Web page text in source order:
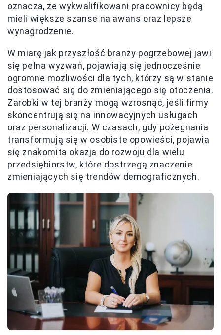
oznacza, że wykwalifikowani pracownicy będą
mieli większe szanse na awans oraz lepsze
wynagrodzenie.
W miarę jak przyszłość branży pogrzebowej jawi
się pełna wyzwań, pojawiają się jednocześnie
ogromne możliwości dla tych, którzy są w stanie
dostosować się do zmieniającego się otoczenia.
Zarobki w tej branży mogą wzrosnąć, jeśli firmy
skoncentrują się na innowacyjnych usługach
oraz personalizacji. W czasach, gdy pożegnania
transformują się w osobiste opowieści, pojawia
się znakomita okazja do rozwoju dla wielu
przedsiębiorstw, które dostrzegą znaczenie
zmieniających się trendów demograficznych.